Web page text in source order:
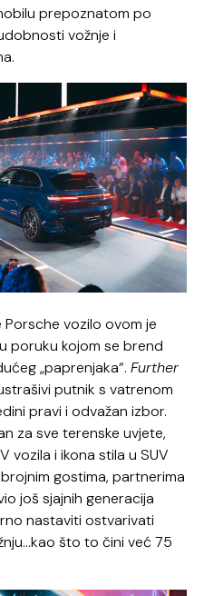
prepoznatom po
vožnje i
vozilo ovom je
poruku kojom se brend
„paprenjaka“.Further
putnik s vatrenom
pravi i odvažan izbor.
za sve terenske uvjete,
vozila i ikona stila u SUV
gostima, partnerima
još sjajnih generacija
nastaviti ostvarivati
što to čini već 75